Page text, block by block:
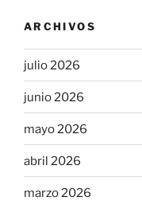
ARCHIVOS
julio 2026
junio 2026
mayo 2026
abril 2026
marzo 2026